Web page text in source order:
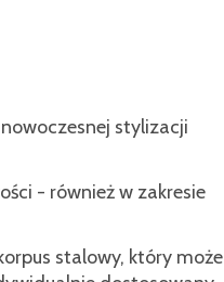
stylizacji
- również w zakresie
stalowy, który może